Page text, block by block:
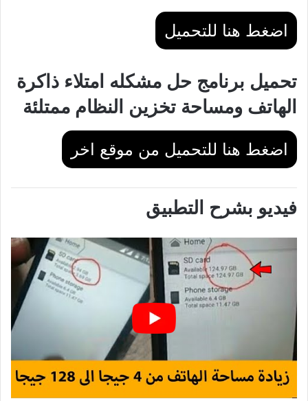
اضغط هنا للتحميل
تحميل برنامج حل مشكله امتلاء ذاكرة
الهاتف ومساحة تخزين النظام ممتلئة
اضغط هنا للتحميل من موقع اخر
فيديو بشرح التطبيق